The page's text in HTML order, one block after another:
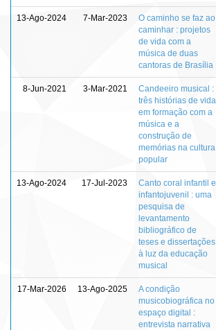
13-Ago-2024 7-Mar-2023
O caminho se faz ao
caminhar : projetos
de vida com a
música de duas
cantoras de Brasília
8-Jun-2021 3-Mar-2021
Candeeiro musical :
três histórias de vida
em formação com a
música e a
construção de
memórias na cultura
popular
13-Ago-2024 17-Jul-2023
Canto coral infantil e
infantojuvenil : uma
pesquisa de
levantamento
bibliográfico de
teses e dissertações
à luz da educação
musical
17-Mar-2026 13-Ago-2025
A condição
musicobiográfica no
espaço digital :
entrevista narrativa